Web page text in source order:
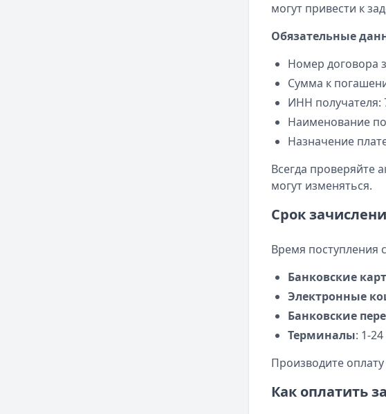
могут привести к
Обязательные
Номер договора
Сумма к
ИНН получателя:
Наименование
Назначение
Всегда проверяйте
могут изменяться.
Срок
Время поступления
Банковские
Электронные
Банковские
Терминалы: 1-
Производите
Как оплатить